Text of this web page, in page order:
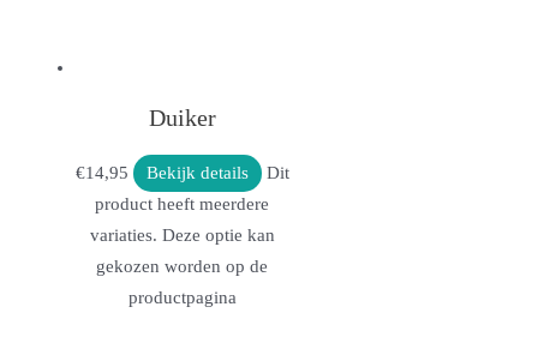
Duiker
€14,95 Bekijk details
Dit
product heeft meerdere
variaties. Deze optie kan
gekozen worden op de
productpagina